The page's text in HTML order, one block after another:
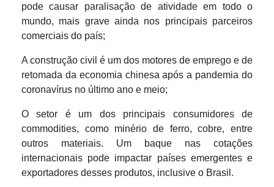
pode causar paralisação de atividade em todo o
mundo, mais grave ainda nos principais parceiros
comerciais do país;
A construção civil é um dos motores de emprego e de
retomada da economia chinesa após a pandemia do
coronavírus no último ano e meio;
O setor é um dos principais consumidores de
commodities, como minério de ferro, cobre, entre
outros materiais. Um baque nas cotações
internacionais pode impactar países emergentes e
exportadores desses produtos, inclusive o Brasil.